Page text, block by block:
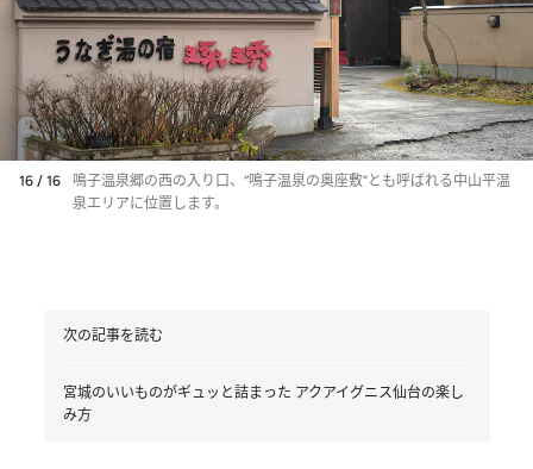
16 / 16
鳴子温泉郷の西の入り口、“鳴子温泉の奥座敷”とも呼ばれる中山平温
泉エリアに位置します。
次の記事を読む
宮城のいいものがギュッと詰まった アクアイグニス仙台の楽し
み方